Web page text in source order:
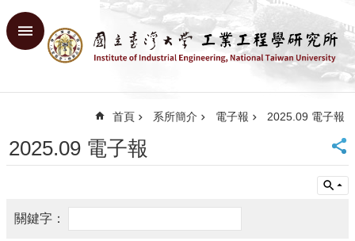
跳到主要內容區塊
進
首
頁
首
頁
首頁 系所簡介 電子報 2025.09 電子報
2025.09 電子報